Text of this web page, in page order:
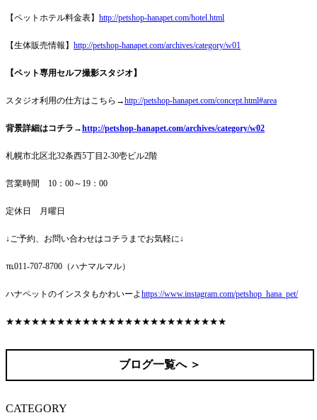
【ペットホテル料金表】 http://petshop-hanapet.com/hotel.html
【生体販売情報】 http://petshop-hanapet.com/archives/category/w01
【ペット専用セルフ撮影スタジオ】
スタジオ利用の仕方はこちら→http://petshop-hanapet.com/concept.html#area
背景詳細はコチラ→http://petshop-hanapet.com/archives/category/w02
札幌市北区北32条西5丁目2-30壱ビル2階
営業時間 10：00～19：00
定休日 月曜日
↓ご予約、お問い合わせはコチラまでお気軽に↓
℡011-707-8700（ハナマルマル）
ハナペットのインスタもかわいーよhttps://www.instagram.com/petshop_hana_pet/
★★★★★★★★★★★★★★★★★★★★★★★★★★
ブログ一覧へ ＞
CATEGORY